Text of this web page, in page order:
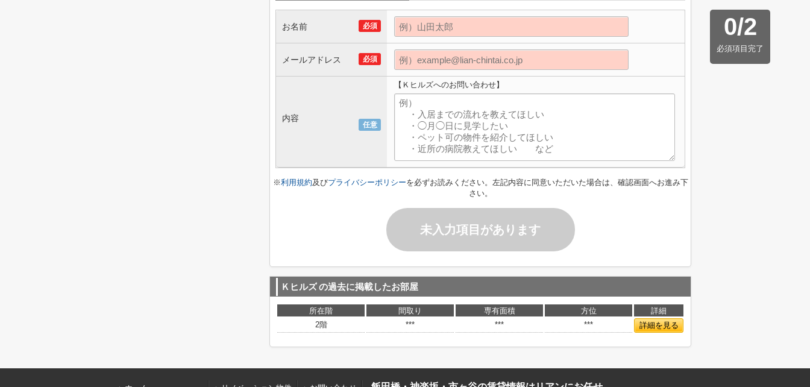
0/2
必須項目完了
必須
お名前
必須
メールアドレス
任意
内容
【Ｋヒルズへのお問い合わせ】
※利用規約及びプライバシーポリシーを必ずお読みください。左記内容に同意いただいた場合は、確認画面へお進み下
さい。
未入力項目があります
Ｋヒルズの過去に掲載したお部屋
所在階 間取り 専有面積 方位
詳細
2階
*** *** *** 詳細を見る